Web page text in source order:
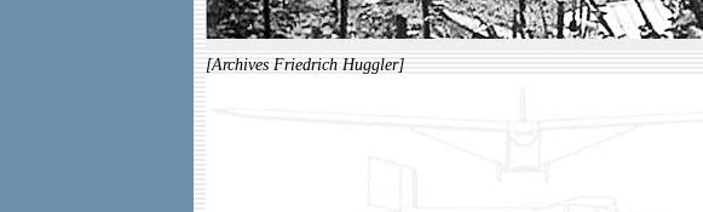
[Archives Friedrich Huggler]